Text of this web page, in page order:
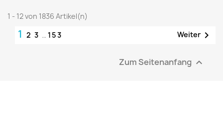
1 - 12 von 1836 Artikel(n)
1 2 3 … 153 Weiter 
Zum Seitenanfang 